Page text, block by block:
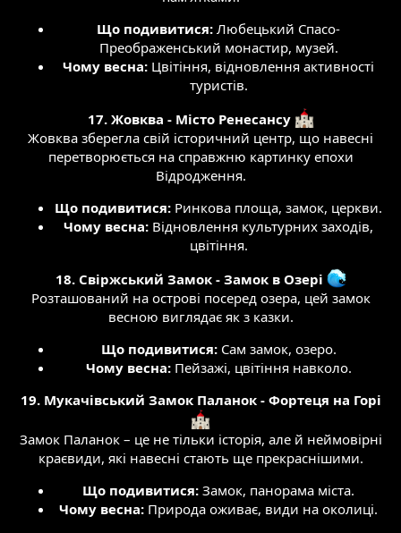
Що подивитися: Любецький Спасо-
Преображенський монастир, музей.​
Чому весна: Цвітіння, відновлення активності
туристів.​
17. Жовква - Місто Ренесансу
Жовква зберегла свій історичний центр, що навесні
перетворюється на справжню картинку епохи
Відродження.​
Що подивитися: Ринкова площа, замок, церкви.​
Чому весна: Відновлення культурних заходів,
цвітіння.​
18. Свіржський Замок - Замок в Озері
Розташований на острові посеред озера, цей замок
весною виглядає як з казки.​
Що подивитися:Сам замок, озеро.​
Чому весна:Пейзажі, цвітіння навколо.​
19. Мукачівський Замок Паланок - Фортеця на Горі
Замок Паланок – це не тільки історія, але й неймовірні
краєвиди, які навесні стають ще прекраснішими.​
Що подивитися: Замок, панорама міста.​
Чому весна: Природа оживає, види на околиці.​